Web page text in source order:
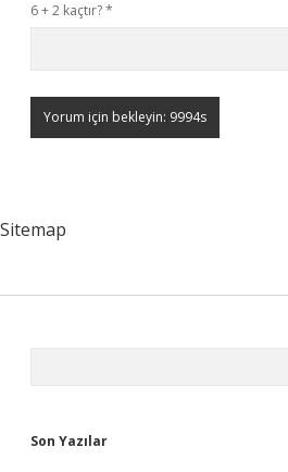
6 + 2 kaçtır?*
Sitemap
Son Yazılar